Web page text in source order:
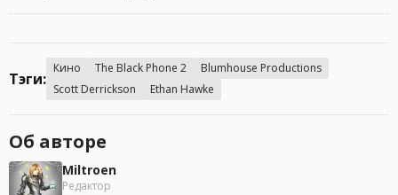
Тэги:
Кино The Black Phone 2
Blumhouse Productions
Scott Derrickson
Ethan Hawke
Об авторе
Miltroen
Редактор